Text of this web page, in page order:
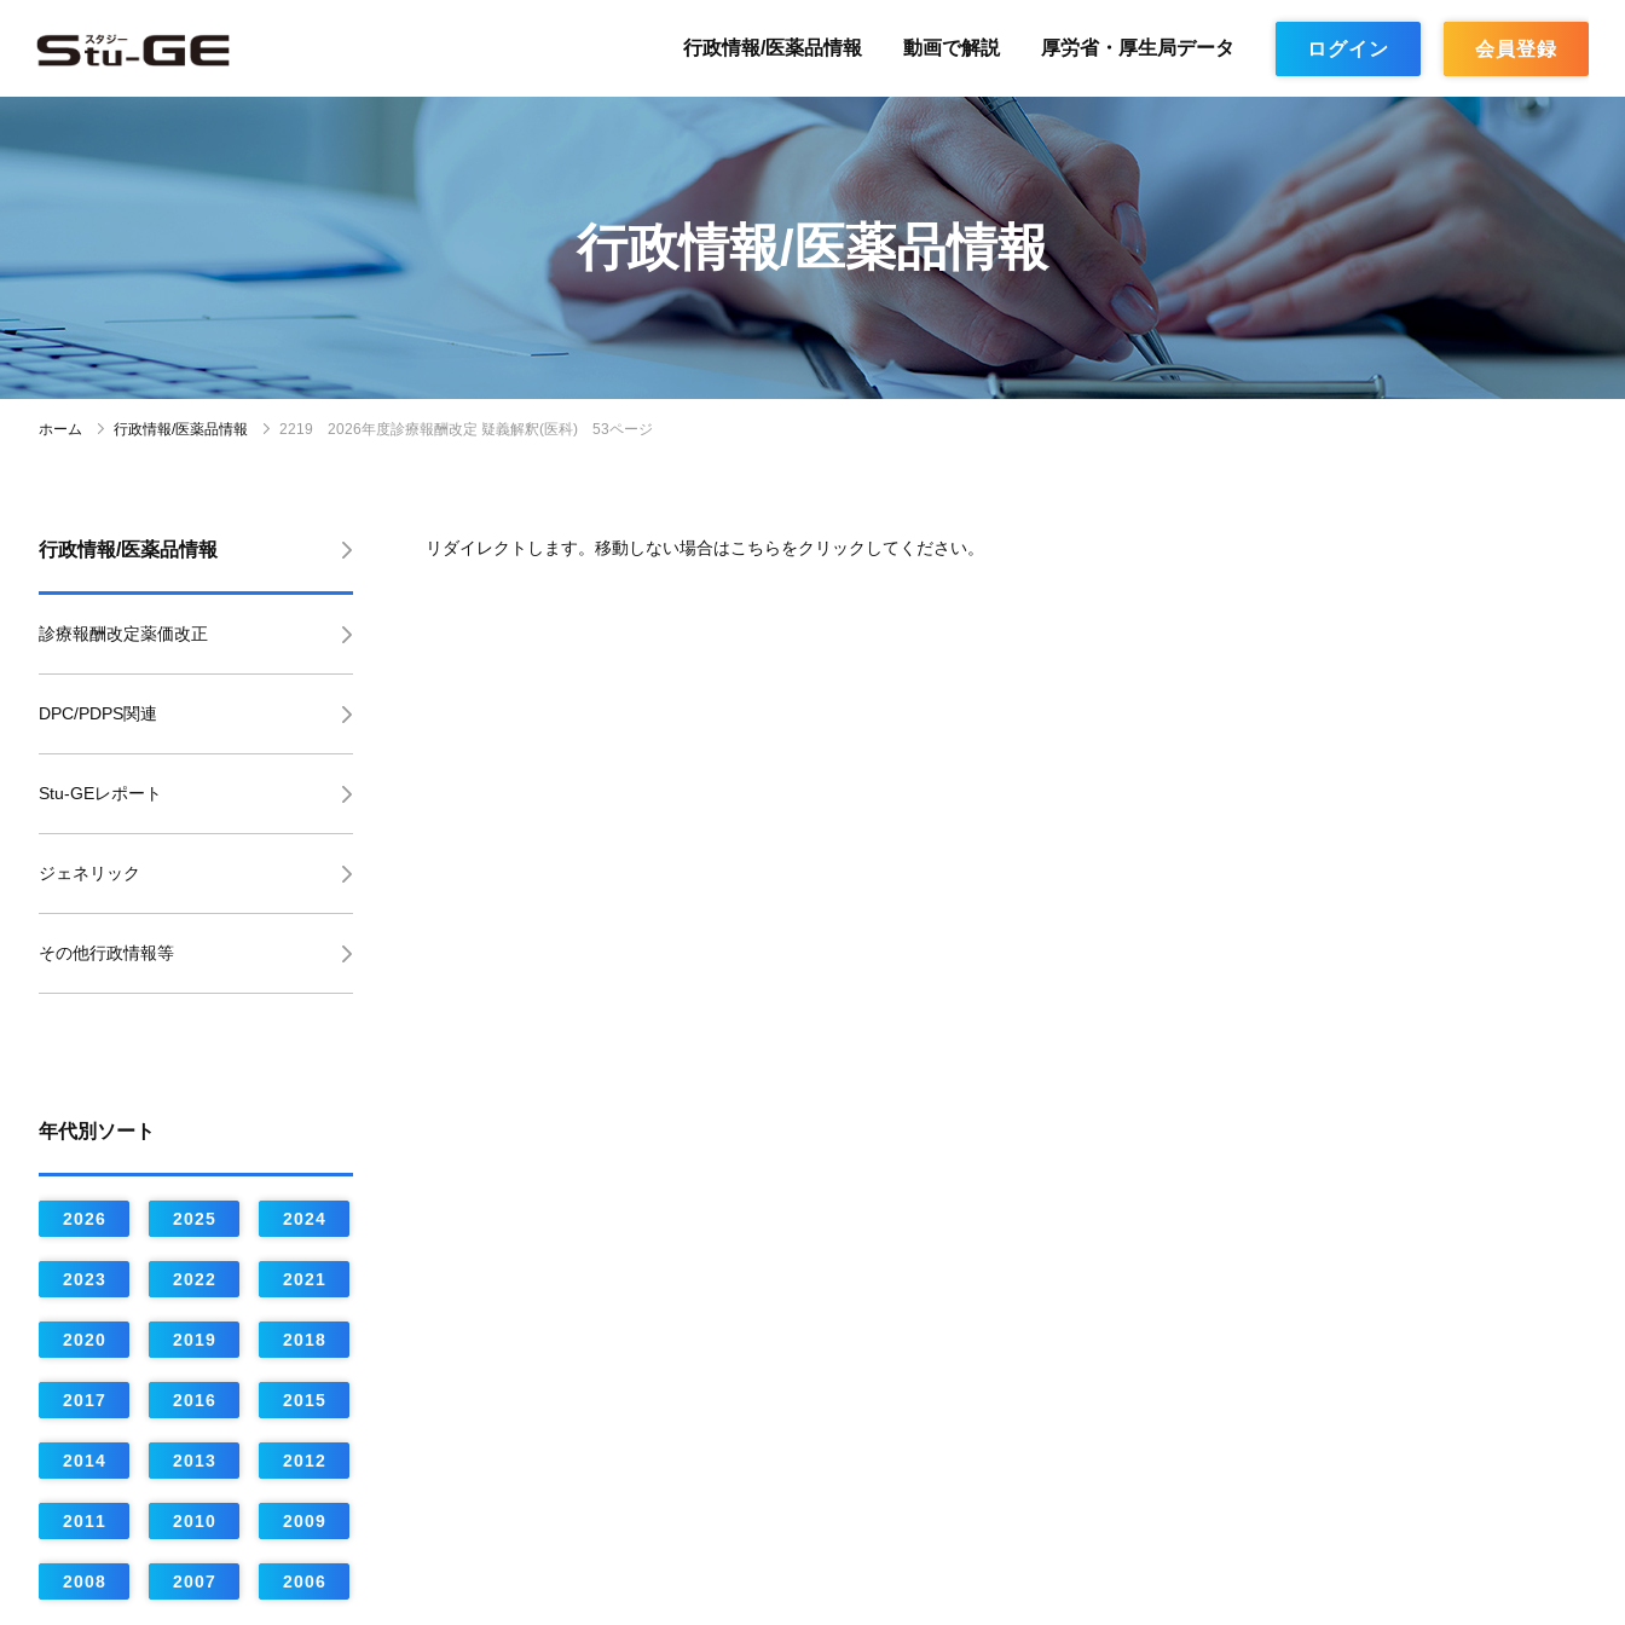
行政情報/医薬品情報 動画で解説 厚労省・厚生局データ ログイン 会員登録
行政情報/医薬品情報
ホーム 行政情報/医薬品情報 2219 2026年度診療報酬改定 疑義解釈(医科) 53ページ
リダイレクトします。移動しない場合はこちらをクリックしてください。
行政情報/医薬品情報
診療報酬改定薬価改正
DPC/PDPS関連
Stu-GEレポート
ジェネリック
その他行政情報等
年代別ソート
2026 2025 2024
2023 2022 2021
2020 2019 2018
2017 2016 2015
2014 2013 2012
2011 2010 2009
2008 2007 2006